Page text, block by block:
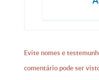
Evite nomes e
comentário pode ser